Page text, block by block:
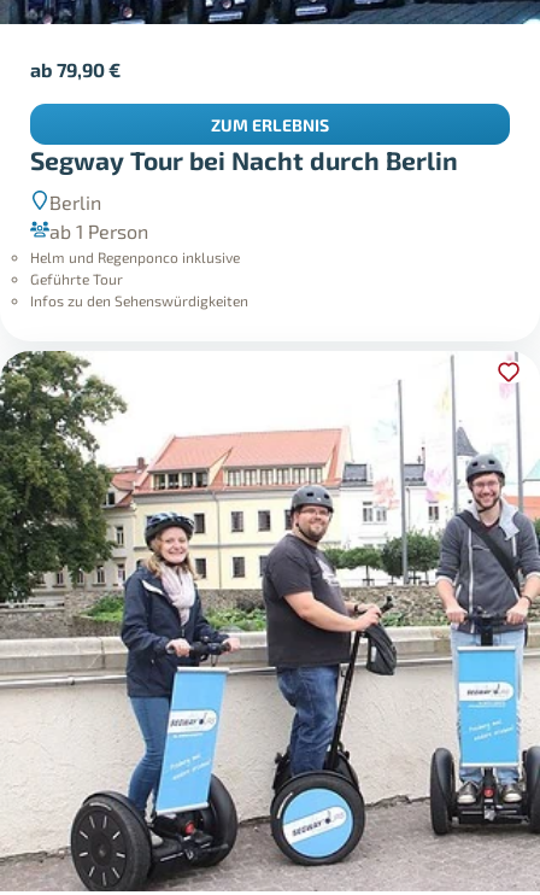
Segway Tour bei Nacht durch Berlin
Berlin
ab 1 Person
Helm und Regenponco inklusive
Geführte Tour
Infos zu den Sehenswürdigkeiten
ab79,90€
ZUM ERLEBNIS